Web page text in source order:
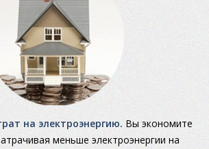
на электроэнергию. Вы экономите
меньше электроэнергии на